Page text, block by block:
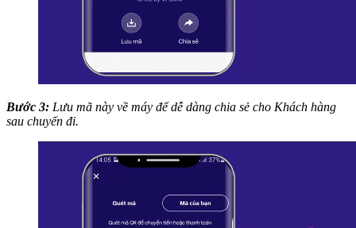
Bước 3: Lưu mã này về máy để dễ dàng chia sẻ cho Khách hàng
sau chuyến đi.